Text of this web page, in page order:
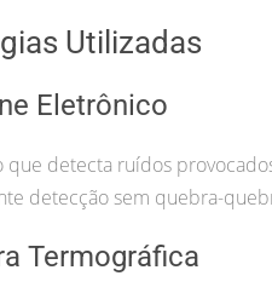
Utilizadas
Eletrônico
que detecta ruídos
detecção sem quebra-
Termográfica